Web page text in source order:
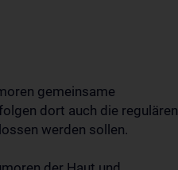
gemeinsame
dort auch die regulären
werden sollen.